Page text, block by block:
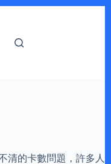
清的卡數問題，許多人